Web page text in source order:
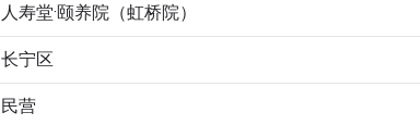
人寿堂·颐养院（虹桥院）
长宁区
民营